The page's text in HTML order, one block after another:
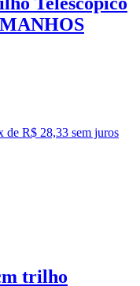
de R$ 28,33 sem juros
trilho